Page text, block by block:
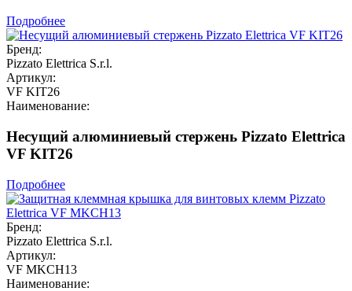
Подробнее
Бренд:
Pizzato Elettrica S.r.l.
Артикул:
VF KIT26
Наименование:
Несущий алюминиевый стержень Pizzato Elettrica
VF KIT26
Подробнее
Бренд:
Pizzato Elettrica S.r.l.
Артикул:
VF MKCH13
Наименование: